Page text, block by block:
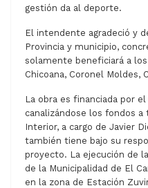
gestión da al deporte.
El intendente agradeció y
Provincia y municipio,
solamente beneficiará a
Chicoana, Coronel Moldes,
La obra es financiada por
canalizándose los fondos
Interior, a cargo de Javier
también tiene bajo su
proyecto. La ejecución de
de la Municipalidad de El
en la zona de Estación